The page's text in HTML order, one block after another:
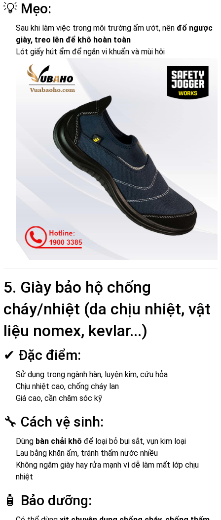
💡 Mẹo:
Sau khi làm việc trong môi trường ẩm ướt, nên đổ ngược
giày, treo lên để khô hoàn toàn
Lót giấy hút ẩm để ngăn vi khuẩn và mùi hôi
5. Giày bảo hộ chống
cháy/nhiệt (da chịu nhiệt, vật
liệu nomex, kevlar...)
✔ Đặc điểm:
Sử dụng trong ngành hàn, luyện kim, cứu hỏa
Chịu nhiệt cao, chống cháy lan
Giá cao, cần chăm sóc kỹ
🔧 Cách vệ sinh:
Dùng bàn chải khô để loại bỏ bụi sắt, vụn kim loại
Lau bằng khăn ẩm, tránh thấm nước nhiều
Không ngâm giày hay rửa mạnh vì dễ làm mất lớp chịu
nhiệt
🧴 Bảo dưỡng: